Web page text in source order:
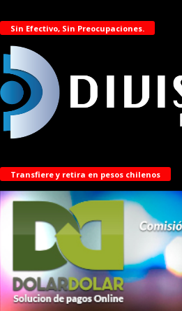
Sin Efectivo, Sin Preocupaciones.
Transfiere y retira en pesos chilenos